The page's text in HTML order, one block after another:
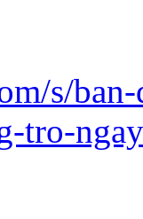
s/
tro-